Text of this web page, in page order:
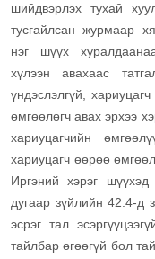
шийдвэрлэх тухай
тусгайлсан журмаар
нэг шүүх
хүлээн авахаас
үндэслэлгүй,
өмгөөлөгч авах эрхээ
хариуцагчийн
хариуцагч өөрөө
Иргэний хэрэг
дугаар зүйлийн 42.4-д
эсрэг тал
тайлбар өгөөгүй бол